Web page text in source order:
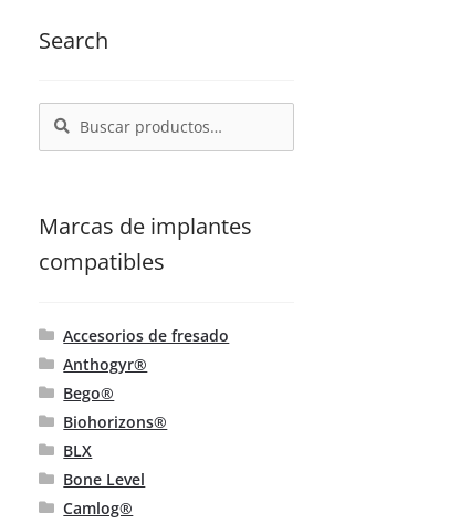
Search
Buscar
por:
Buscar
Marcas de implantes
compatibles
Accesorios de fresado
Anthogyr®
Bego®
Biohorizons®
BLX
Bone Level
Camlog®